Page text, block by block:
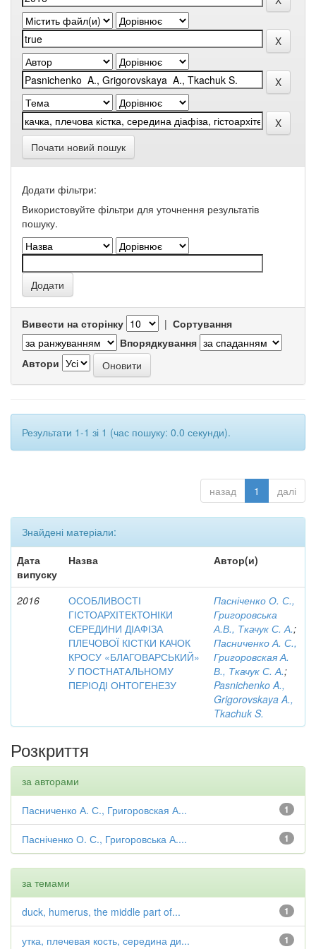
Почати новий пошук
Додати фільтри:
Використовуйте фільтри для уточнення результатів
пошуку.
Вивести на сторінку | Сортування
Впорядкування
Автори
Результати 1-1 зі 1 (час пошуку: 0.0 секунди).
назад 1 далі
Знайдені матеріали:
Дата
випуску
Назва Автор(и)
2016
ОСОБЛИВОСТІ
ГІСТОАРХІТЕКТОНІКИ
СЕРЕДИНИ ДІАФІЗА
ПЛЕЧОВОЇ КІСТКИ КАЧОК
КРОСУ «БЛАГОВАРСЬКИЙ»
У ПОСТНАТАЛЬНОМУ
ПЕРІОДІ ОНТОГЕНЕЗУ
Пасніченко О. С.,
Григоровська
А.В., Ткачук С. А.;
Пасниченко А. С.,
Григоровская А.
В., Ткачук С. А.;
Pasnichenko A.,
Grigorovskaya A.,
Tkachuk S.
Розкриття
за авторами
1
Пасниченко А. С., Григоровская А...
1
Пасніченко О. С., Григоровська А....
за темами
1
duck, humerus, the middle part of...
1
утка, плечевая кость, середина ди...